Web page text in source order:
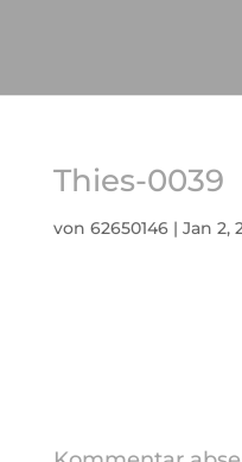
Thies-0039
von 62650146| Jan 2,